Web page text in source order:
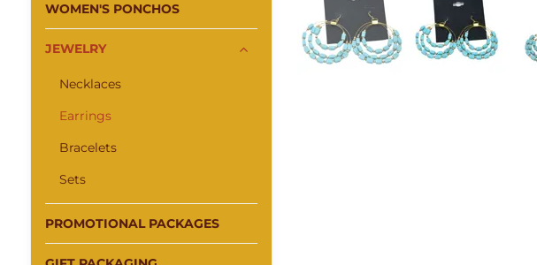
WOMEN'S PONCHOS
JEWELRY
Necklaces
Earrings
Bracelets
Sets
PROMOTIONAL PACKAGES